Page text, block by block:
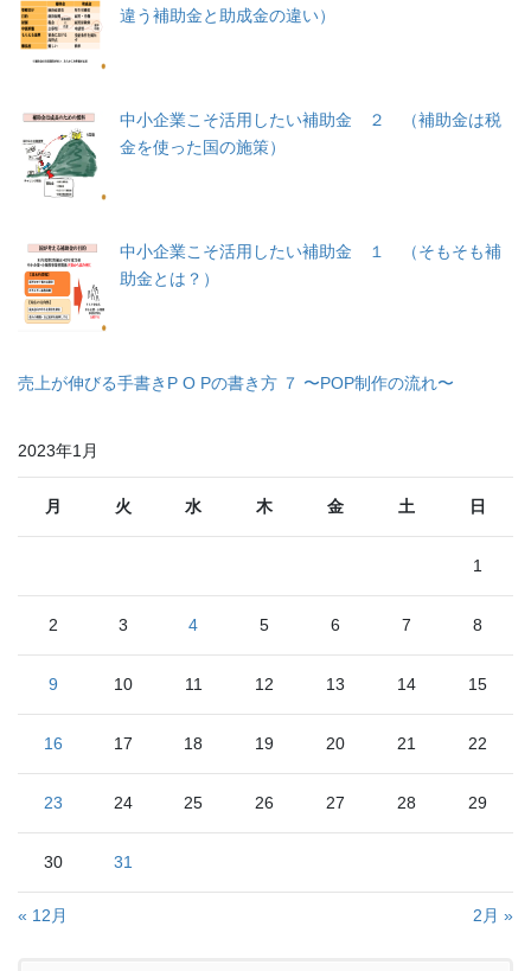
違う補助金と助成金の違い）
中小企業こそ活用したい補助金 ２ （補助金は税
金を使った国の施策）
中小企業こそ活用したい補助金 １ （そもそも補
助金とは？）
売上が伸びる手書きP O Pの書き方 ７ 〜POP制作の流れ〜
2023年1月
月 火 水 木 金 土 日
1
2 3 4 5 6 7 8
9 10 11 12 13 14 15
16 17 18 19 20 21 22
23 24 25 26 27 28 29
30 31
« 12月 2月 »